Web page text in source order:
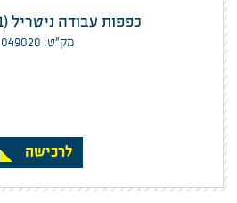
כפפות עבודה ניטריל (SIGNET (11
מק”ט: 049020
לרכישה